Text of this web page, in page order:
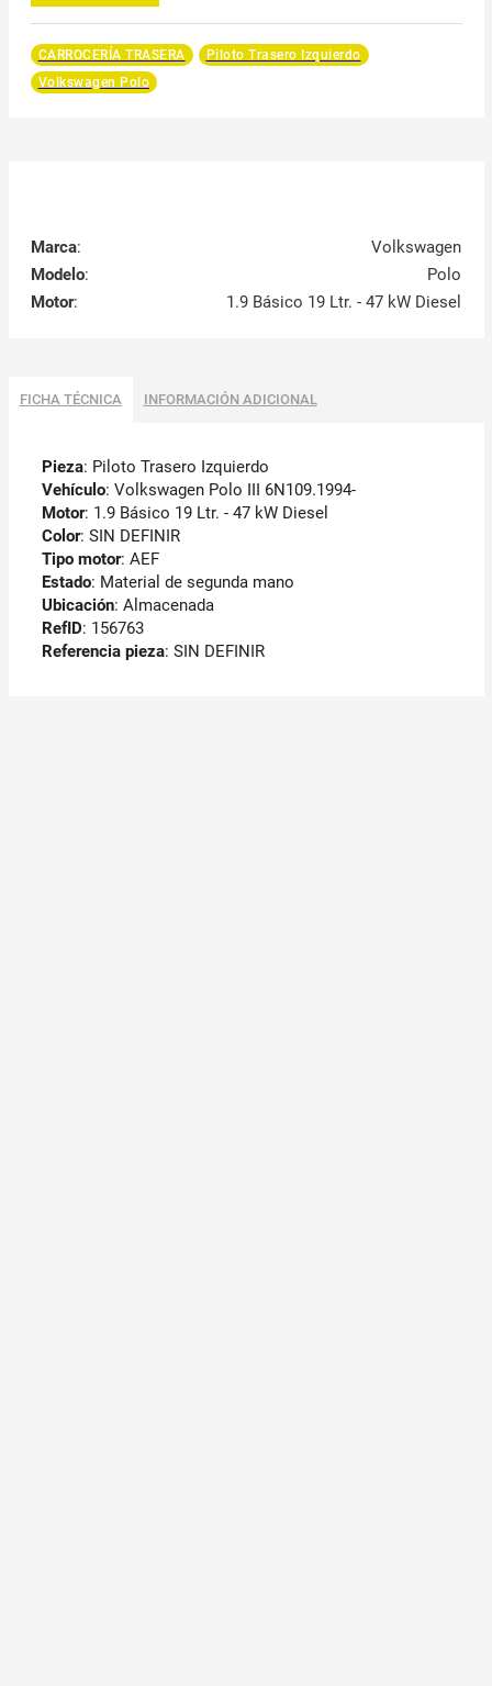
CARROCERÍA TRASERA
Piloto Trasero Izquierdo
Volkswagen Polo
Marca:
Volkswagen
Modelo:
Polo
Motor: 1.9 Básico 19 Ltr. - 47 kW Diesel
FICHA TÉCNICA INFORMACIÓN ADICIONAL
Pieza: Piloto Trasero Izquierdo
Vehículo: Volkswagen Polo III 6N109.1994-
Motor: 1.9 Básico 19 Ltr. - 47 kW Diesel
Color: SIN DEFINIR
Tipo motor: AEF
Estado: Material de segunda mano
Ubicación: Almacenada
RefID: 156763
Referencia pieza: SIN DEFINIR